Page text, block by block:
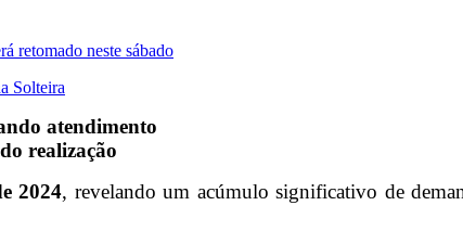
retomado neste sábado
Solteira
atendimento
realização
2024, revelando um acúmulo significativo de